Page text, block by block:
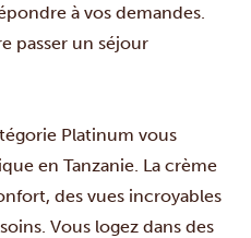
à vos demandes.
passer un séjour
Platinum vous
en Tanzanie. La crème
des vues incroyables
Vous logez dans des